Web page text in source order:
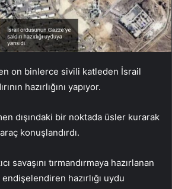
on binlerce sivili katleden İsrail
hazırlığını yapıyor.
dışındaki bir noktada üsler kurarak
konuşlandırdı.
savaşını tırmandırmaya hazırlanan
hazırlığı uydu